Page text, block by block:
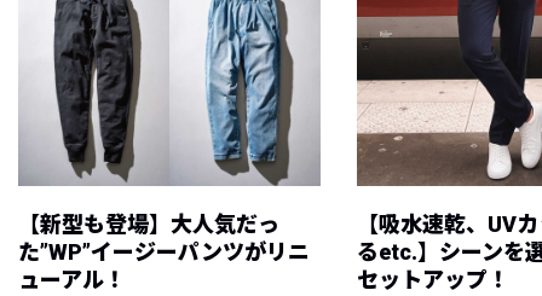
【新型も登場】大人気だっ
た”WP”イージーパンツがリニ
ューアル！
【吸水速乾、UV
るetc.】シーンを
セットアップ！